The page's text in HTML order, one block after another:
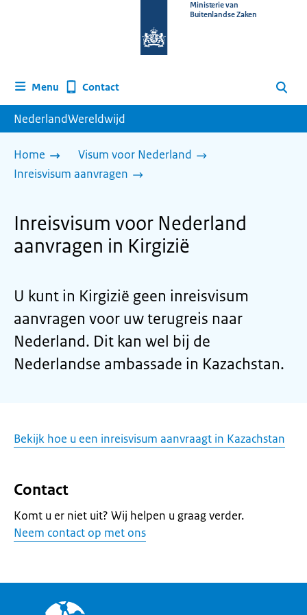
homepage
Ministerie van
Buitenlandse Zaken
Menu Contact Zoeken
NederlandWereldwijd
Home
Visum voor Nederland
Inreisvisum aanvragen
Inreisvisum voor Nederland
aanvragen in Kirgizië
U kunt in Kirgizië geen inreisvisum
aanvragen voor uw terugreis naar
Nederland. Dit kan wel bij de
Nederlandse ambassade in Kazachstan.
Bekijk hoe u een inreisvisum aanvraagt in Kazachstan
Contact
Komt u er niet uit? Wij helpen u graag verder.
Neem contact op met ons